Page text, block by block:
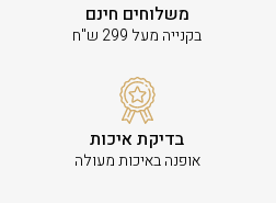
משלוחים חינם
בקנייה מעל 299 ש"ח
בדיקת איכות
אופנה באיכות מעולה